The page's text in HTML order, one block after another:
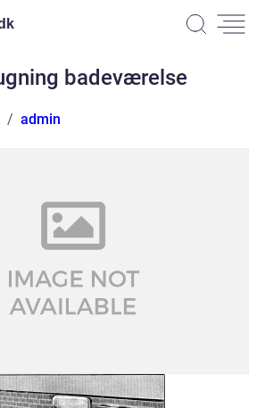
badeværelse
admin